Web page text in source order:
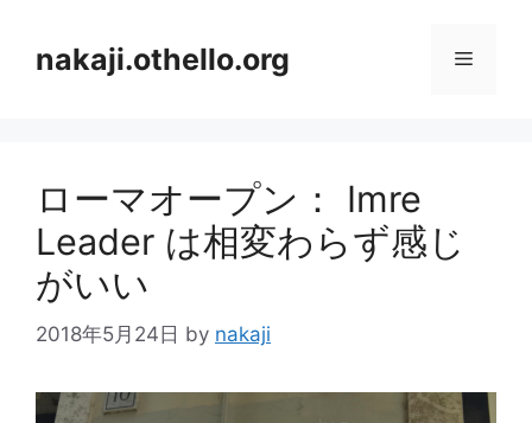
nakaji.othello.org メ
ローマオープン： Imre
Leader は相変わらず感じ
がいい
2018年5月24日 by nakaji